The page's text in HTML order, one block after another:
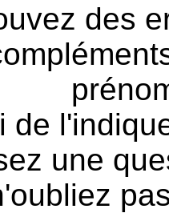
des
de
une